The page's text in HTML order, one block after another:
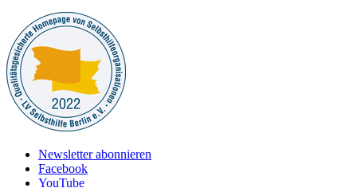
Newsletter abonnieren
Facebook
YouTube